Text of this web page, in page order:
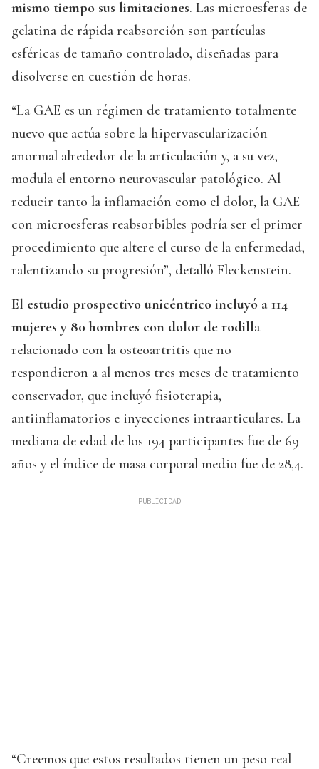
mismo tiempo sus limitaciones. Las microesferas de
gelatina de rápida reabsorción son partículas
esféricas de tamaño controlado, diseñadas para
disolverse en cuestión de horas.
“La GAE es un régimen de tratamiento totalmente
nuevo que actúa sobre la hipervascularización
anormal alrededor de la articulación y, a su vez,
modula el entorno neurovascular patológico. Al
reducir tanto la inflamación como el dolor, la GAE
con microesferas reabsorbibles podría ser el primer
procedimiento que altere el curso de la enfermedad,
ralentizando su progresión”, detalló Fleckenstein.
El estudio prospectivo unicéntrico incluyó a 114
mujeres y 80 hombres con dolor de rodilla
relacionado con la osteoartritis que no
respondieron a al menos tres meses de tratamiento
conservador, que incluyó fisioterapia,
antiinflamatorios e inyecciones intraarticulares. La
mediana de edad de los 194 participantes fue de 69
años y el índice de masa corporal medio fue de 28,4.
“Creemos que estos resultados tienen un peso real